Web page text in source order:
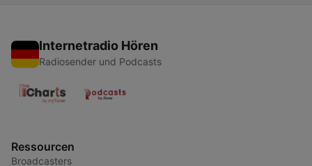
Internetradio Hören
Radiosender und Podcasts
Ressourcen
Broadcasters